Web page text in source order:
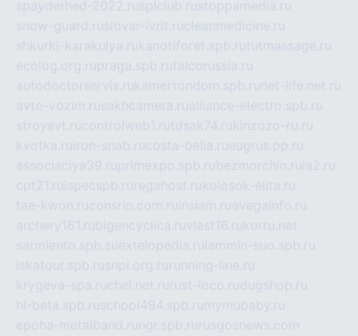
spayderhed-2022.rusplclub.rustoppamedia.ru
snow-guard.ruslovar-ivrit.rucleanmedicine.ru
shkurki-karakulya.rukanotiforet.spb.rututmassage.ru
ecolog.org.rupraga.spb.rufalcorussia.ru
autodoctorservis.rukamertondom.spb.ru net-life.net.ru
avto-vozim.rusakhcamera.rualliance-electro.spb.ru
stroyavt.rucontrolweb1.rutdsak74.rukinzozo-ru.ru
kvotka.ru iron-snab.rucosta-bella.rueugrus.pp.ru
associaciya39.ruprimexpo.spb.rubezmorchin.ru ia2.ru
cpt21.ru ispecspb.ru regahost.rukolosok-elita.ru
tae-kwon.ruconsrio.com.ru insiam.ruavegainfo.ru
archery161.rubigencyclica.ruvlast16.rukorru.net
sarmiento.spb.suextelopedia.ru lammin-suo.spb.ru
iskatour.spb.rusnpi.org.ru running-line.ru
krygeva-spa.ruchel.net.ru rust-loco.rudugshop.ru
hl-beta.spb.ruschool494.spb.ru mymubaby.ru
epoha-metalband.ru ngr.spb.ru rusgosnews.com